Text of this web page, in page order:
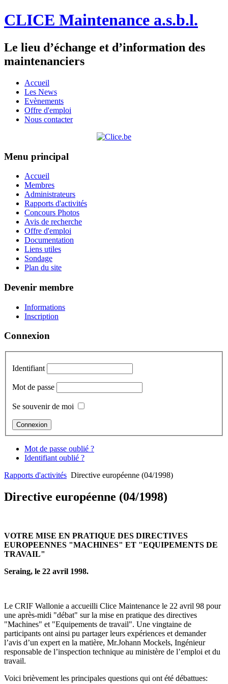
CLICE Maintenance a.s.b.l.
Le lieu d’échange et d’information des
maintenanciers
Accueil
Les News
Evènements
Offre d'emploi
Nous contacter
Menu principal
Accueil
Membres
Administrateurs
Rapports d'activités
Concours Photos
Avis de recherche
Offre d'emploi
Documentation
Liens utiles
Sondage
Plan du site
Devenir membre
Informations
Inscription
Connexion
Identifiant
Mot de passe
Se souvenir de moi
Mot de passe oublié ?
Identifiant oublié ?
Rapports d'activités Directive européenne (04/1998)
Directive européenne (04/1998)
VOTRE MISE EN PRATIQUE DES DIRECTIVES
EUROPEENNES "MACHINES" ET "EQUIPEMENTS DE
TRAVAIL"
Seraing, le 22 avril 1998.
Le CRIF Wallonie a accueilli Clice Maintenance le 22 avril 98 pour
une après-midi "débat" sur la mise en pratique des directives
"Machines" et "Equipements de travail". Une vingtaine de
participants ont ainsi pu partager leurs expériences et demander
l’avis d’un expert en la matière, Mr.Johann Mockels, Ingénieur
responsable de l’inspection technique au ministère de l’emploi et du
travail.
Voici brièvement les principales questions qui ont été débattues: